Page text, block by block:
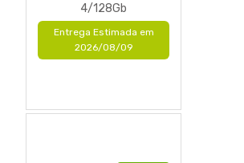
4/128Gb
Entrega Estimada em
2026/08/09